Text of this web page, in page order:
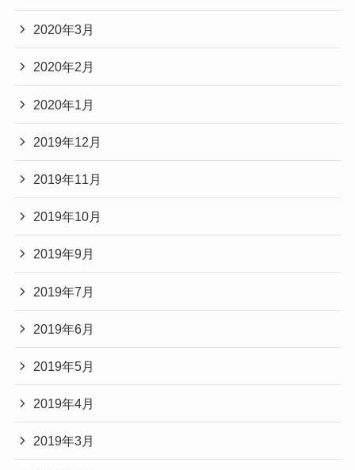
2020年3月
2020年2月
2020年1月
2019年12月
2019年11月
2019年10月
2019年9月
2019年7月
2019年6月
2019年5月
2019年4月
2019年3月